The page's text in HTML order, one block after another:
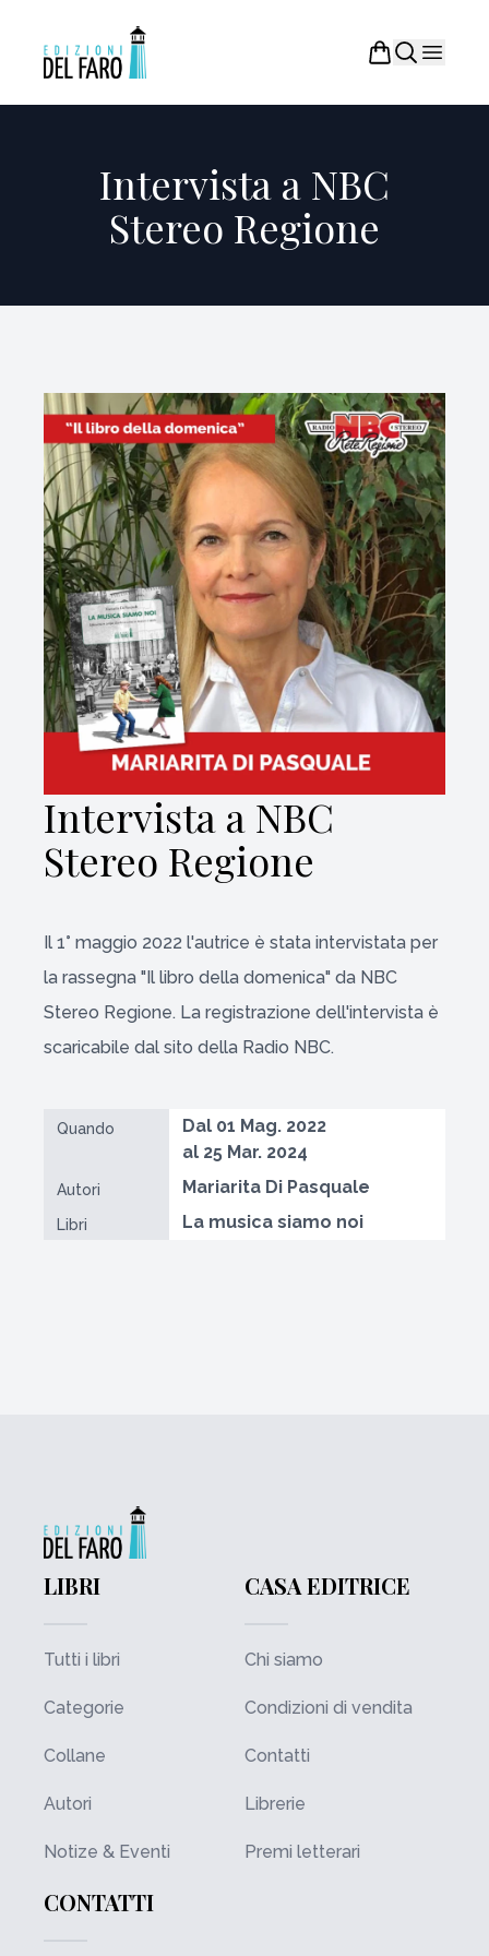
Intervista a NBC
Stereo Regione
Intervista a NBC
Stereo Regione
Il 1° maggio 2022 l'autrice è stata intervistata per
la rassegna "Il libro della domenica" da NBC
Stereo Regione. La registrazione dell'intervista è
scaricabile dal sito della Radio NBC.
Quando
Dal 01 Mag. 2022
al 25 Mar. 2024
Autori Mariarita Di Pasquale
Libri La musica siamo noi
LIBRI
Tutti i libri
Categorie
Collane
Autori
Notize & Eventi
CASA EDITRICE
Chi siamo
Condizioni di vendita
Contatti
Librerie
Premi letterari
CONTATTI